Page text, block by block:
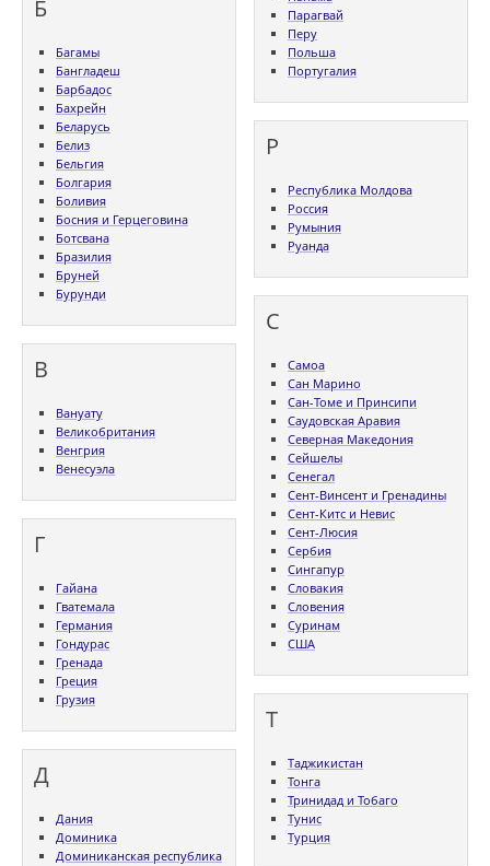
Б
Багамы
Бангладеш
Барбадос
Бахрейн
Беларусь
Белиз
Бельгия
Болгария
Боливия
Босния и Герцеговина
Ботсвана
Бразилия
Бруней
Бурунди
В
Вануату
Великобритания
Венгрия
Венесуэла
Г
Гайана
Гватемала
Германия
Гондурас
Гренада
Греция
Грузия
Д
Дания
Доминика
Доминиканская республика
Парагвай
Перу
Польша
Португалия
Р
Республика Молдова
Россия
Румыния
Руанда
С
Самоа
Сан Марино
Сан-Томе и Принсипи
Саудовская Аравия
Северная Македония
Сейшелы
Сенегал
Сент-Винсент и Гренадины
Сент-Китс и Невис
Сент-Люсия
Сербия
Сингапур
Словакия
Словения
Суринам
США
Т
Таджикистан
Тонга
Тринидад и Тобаго
Тунис
Турция